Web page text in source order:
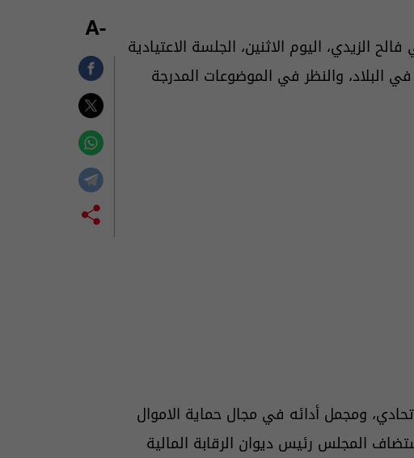
الزيدي، اليوم الاثنين، الجلسة الاعتيادية
البلاد، والنظر في الموضوعات المدرجة
ومجمل أدائه في مجال حماية الاموال
المجلس رئيس ديوان الرقابة المالية
-A